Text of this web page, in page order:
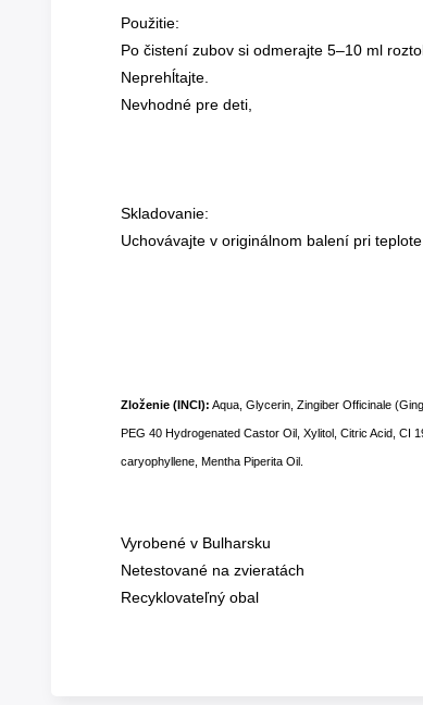
Použitie:
Po čistení zubov si odmerajte 5–10 ml
Neprehĺtajte.
Nevhodné pre deti,
Skladovanie:
Uchovávajte v originálnom balení pri
Zloženie (INCI): Aqua, Glycerin, Zingiber Officinale
PEG 40 Hydrogenated Castor Oil, Xylitol, Citric Acid, CI
caryophyllene, Mentha Piperita Oil.
Vyrobené v Bulharsku
Netestované na zvieratách
Recyklovateľný obal